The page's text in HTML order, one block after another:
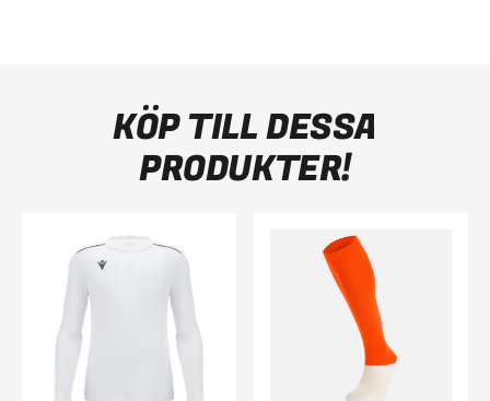
KÖP TILL DESSA
PRODUKTER!